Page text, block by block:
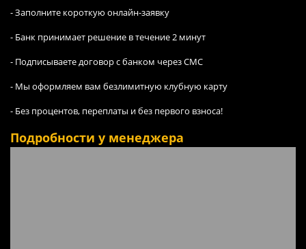
- Заполните короткую онлайн-заявку
- Банк принимает решение в течение 2 минут
- Подписываете договор с банком через СМС
- Мы оформляем вам безлимитную клубную карту
- Без процентов, переплаты и без первого взноса!
Подробности у менеджера